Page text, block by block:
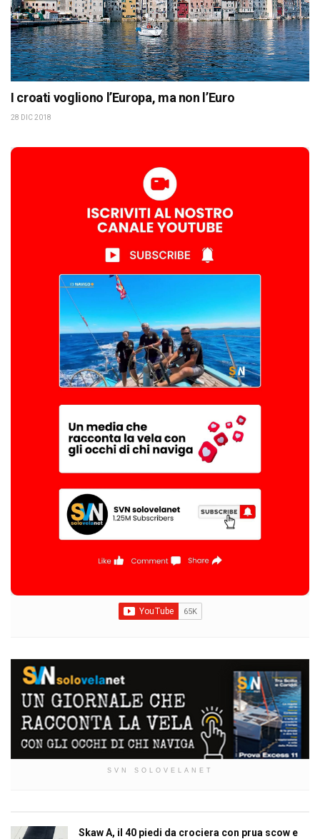
I croati vogliono l’Europa, ma non l’Euro
28 DIC 2018
SVN SOLOVELANET
Skaw A, il 40 piedi da crociera con prua scow e